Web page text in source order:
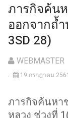
ภารกิจค้น
ออกจากถ้
3SD 28)
WEBMASTER
19 กรกฎาคม 2561
ภารกิจค้นหา
หลวง ช่วงที่